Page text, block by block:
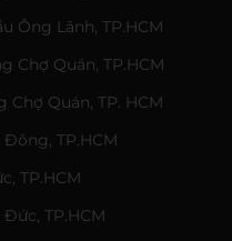
Ông Lãnh, TP.HCM
Chợ Quán, TP.HCM
Chợ Quán, TP. HCM
TP.HCM
TP.HCM
TP.HCM